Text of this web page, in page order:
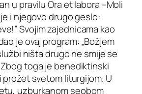
u pravilu Ora et labora –Moli
i njegovo drugo geslo:
Svojim zajednicama kao
je ovaj program: „Božjem
ništa drugo ne smije se
toga je benediktinski
svetom liturgijom. U
uzburkanom seobom